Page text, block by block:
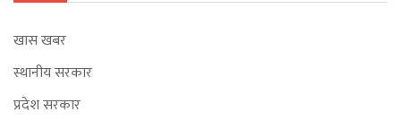
खास खबर
स्थानीय सरकार
प्रदेश सरकार